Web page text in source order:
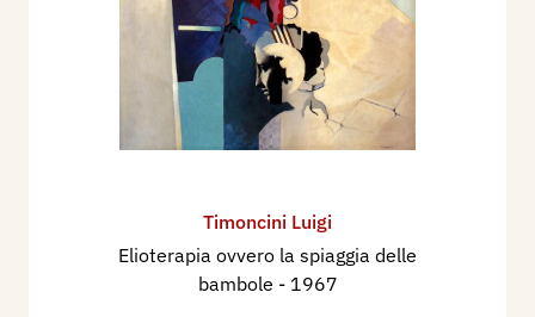
Timoncini Luigi
Elioterapia ovvero la spiaggia delle
bambole - 1967